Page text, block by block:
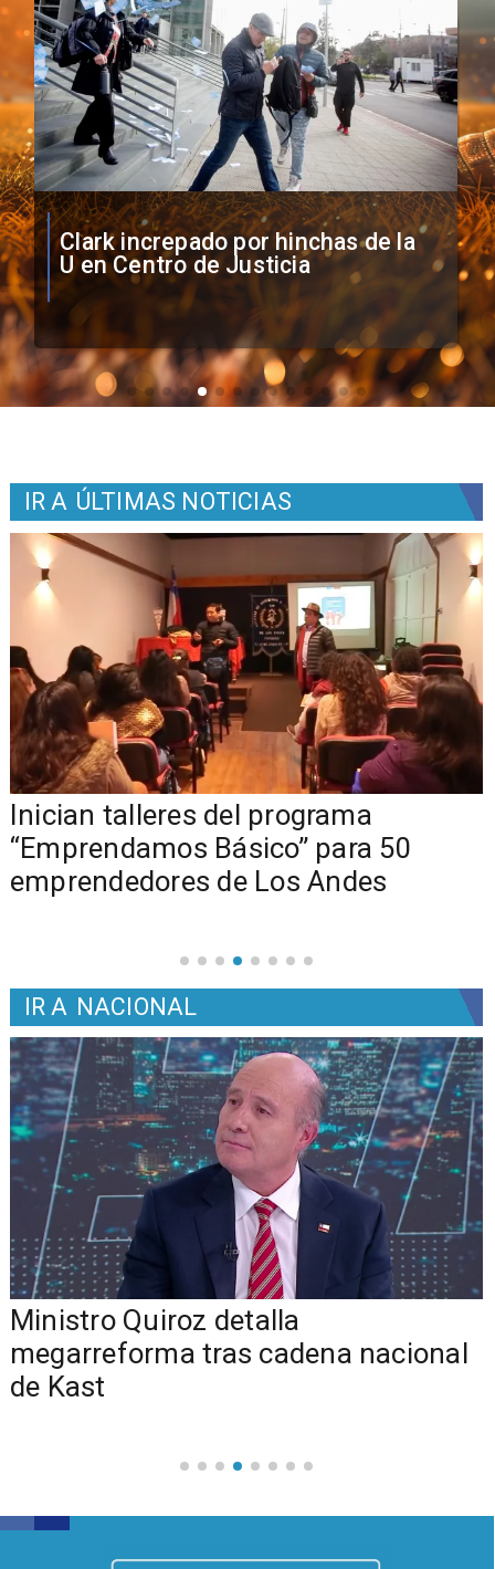
Vozinha firma contrato con Colo
Colo como nuevo arquero
IR A ÚLTIMAS NOTICIAS
Inician talleres del programa
“Emprendamos Básico” para 50
emprendedores de Los Andes
IR A NACIONAL
Ministro Quiroz detalla
megarreforma tras cadena nacional
de Kast